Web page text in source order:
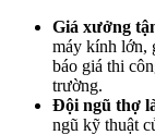
Giá xưởng
máy kính lớn,
báo giá thi
trường.
Đội ngũ thợ
ngũ kỹ thuật